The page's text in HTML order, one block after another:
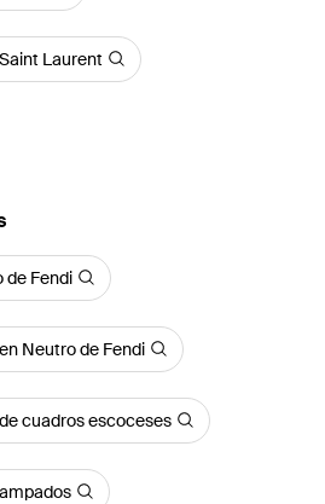
Laurent
de Fendi
Neutro de Fendi
cuadros escoceses